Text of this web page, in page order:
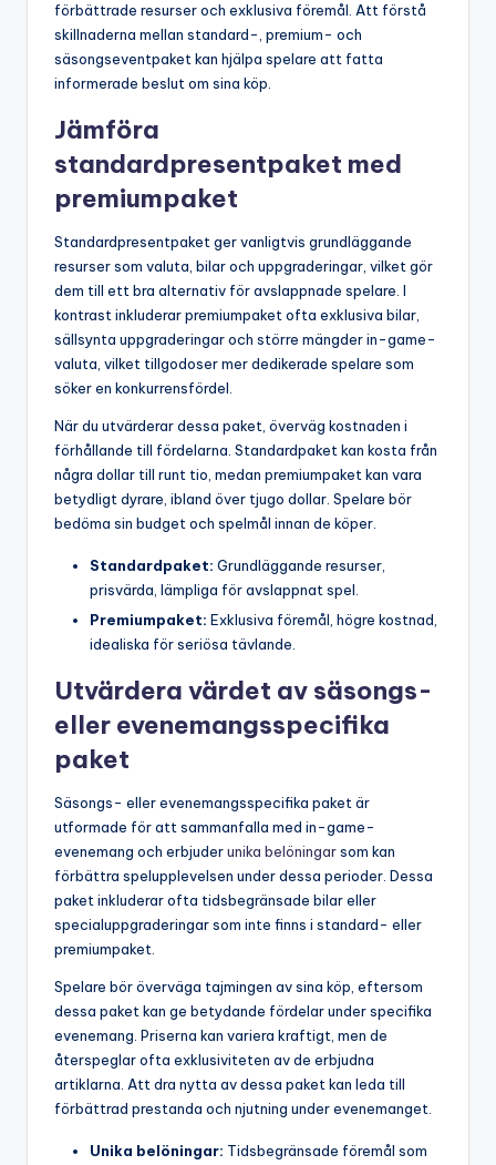
förbättrade resurser och exklusiva föremål. Att förstå
skillnaderna mellan standard-, premium- och
säsongseventpaket kan hjälpa spelare att fatta
informerade beslut om sina köp.
Jämföra
standardpresentpaket med
premiumpaket
Standardpresentpaket ger vanligtvis grundläggande
resurser som valuta, bilar och uppgraderingar, vilket gör
dem till ett bra alternativ för avslappnade spelare. I
kontrast inkluderar premiumpaket ofta exklusiva bilar,
sällsynta uppgraderingar och större mängder in-game-
valuta, vilket tillgodoser mer dedikerade spelare som
söker en konkurrensfördel.
När du utvärderar dessa paket, överväg kostnaden i
förhållande till fördelarna. Standardpaket kan kosta från
några dollar till runt tio, medan premiumpaket kan vara
betydligt dyrare, ibland över tjugo dollar. Spelare bör
bedöma sin budget och spelmål innan de köper.
Standardpaket: Grundläggande resurser,
prisvärda, lämpliga för avslappnat spel.
Premiumpaket: Exklusiva föremål, högre kostnad,
idealiska för seriösa tävlande.
Utvärdera värdet av säsongs-
eller evenemangsspecifika
paket
Säsongs- eller evenemangsspecifika paket är
utformade för att sammanfalla med in-game-
evenemang och erbjuderunika belöningarsom kan
förbättra spelupplevelsen under dessa perioder. Dessa
paket inkluderar ofta tidsbegränsade bilar eller
specialuppgraderingar som inte finns i standard- eller
premiumpaket.
Spelare bör överväga tajmingen av sina köp, eftersom
dessa paket kan ge betydande fördelar under specifika
evenemang. Priserna kan variera kraftigt, men de
återspeglar ofta exklusiviteten av de erbjudna
artiklarna. Att dra nytta av dessa paket kan leda till
förbättrad prestanda och njutning under evenemanget.
Unika belöningar: Tidsbegränsade föremål som